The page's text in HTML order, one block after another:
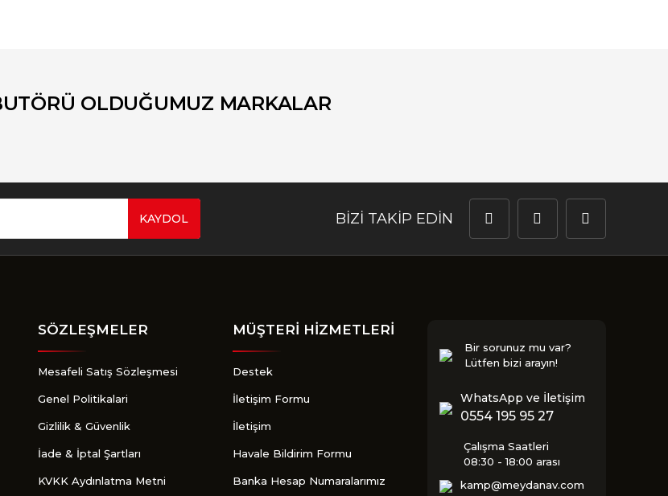
Yorum Yaz
OLDUĞUMUZ MARKALAR
KAYDOL BİZİ TAKİP EDİN
SÖZLEŞMELER
Mesafeli Satış Sözleşmesi
Genel Politikalari
Gizlilik & Güvenlik
İade & İptal Şartları
KVKK Aydınlatma Metni
MÜŞTERİ HİZMETLERİ
Destek
İletişim Formu
İletişim
Havale Bildirim Formu
Banka Hesap Numaralarımız
Bir sorunuz mu var?
Lütfen bizi arayın!
WhatsApp ve İletişim
0554 195 95 27
Çalışma Saatleri
08:30 - 18:00 arası
kamp@meydanav.com